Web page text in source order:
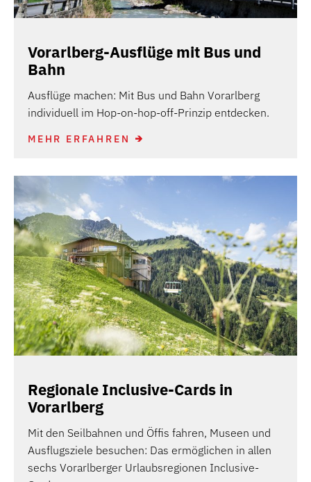
Vorarlberg-Ausflüge mit Bus und
Bahn
Ausflüge machen: Mit Bus und Bahn Vorarlberg
individuell im Hop-on-hop-off-Prinzip entdecken.
MEHR ERFAHREN
Regionale Inclusive-Cards in
Vorarlberg
Mit den Seilbahnen und Öffis fahren, Museen und
Ausflugsziele besuchen: Das ermöglichen in allen
sechs Vorarlberger Urlaubsregionen Inclusive-